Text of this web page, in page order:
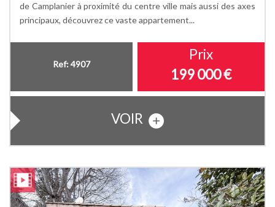
de Camplanier à proximité du centre ville mais aussi des axes
principaux, découvrez ce vaste appartement...
Ref: 4907
Prix
199 000€
VOIR